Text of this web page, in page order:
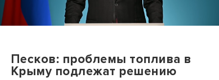
Песков: проблемы топлива в
Крыму подлежат решению